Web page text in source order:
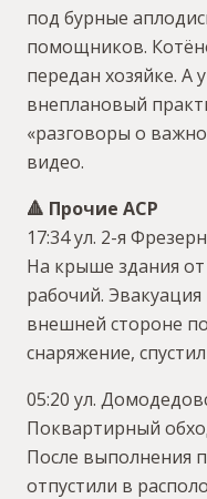
под бурные
помощников.
передан хозяйке. А
внеплановый
«разговоры о
видео.
🔺 Прочие АСР
17:34 ул. 2-я
На крыше здания от
рабочий.
внешней стороне
снаряжение,
05:20 ул.
Поквартирный
После выполнения
отпустили в